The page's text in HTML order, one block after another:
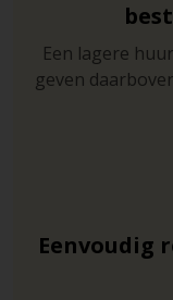
Een lagere
geven
Eenvoudig